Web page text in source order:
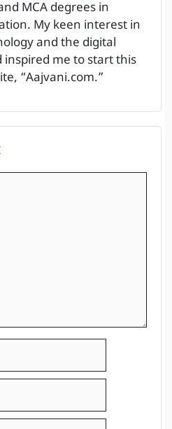
MCA degrees in
My keen interest in
and the digital
inspired me to start this
“Aajvani.com.”